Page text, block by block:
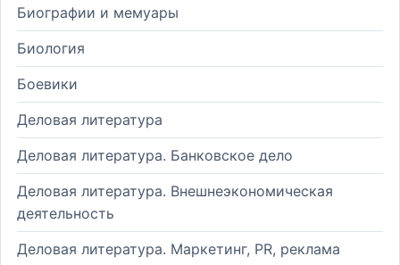
Биографии и мемуары
Биология
Боевики
Деловая литература
Деловая литература. Банковское дело
Деловая литература. Внешнеэкономическая
деятельность
Деловая литература. Маркетинг, PR, реклама